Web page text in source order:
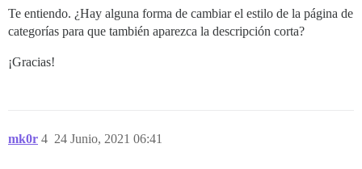
Te entiendo. ¿Hay alguna forma de cambiar el estilo de la página de
categorías para que también aparezca la descripción corta?
¡Gracias!
mk0r 24 Junio, 2021 06:41
4